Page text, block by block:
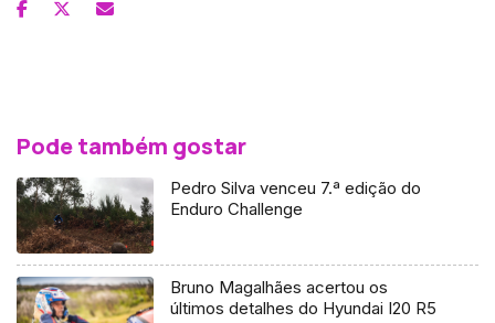
Pode também gostar
Pedro Silva venceu 7.ª edição do
Enduro Challenge
Bruno Magalhães acertou os
últimos detalhes do Hyundai I20 R5